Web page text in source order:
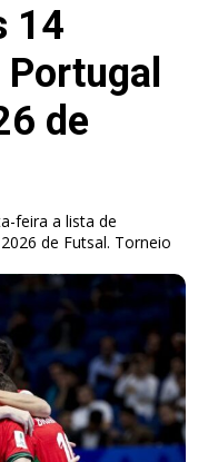
14
de
feira a lista de
de Futsal. Torneio